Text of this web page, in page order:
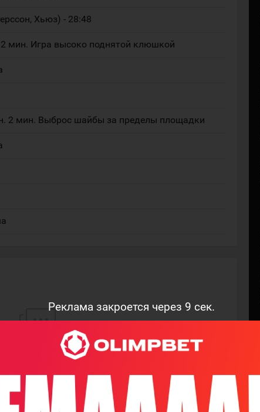
Реклама закроется через 8 сек.
Хьюз) - 28:48
мин. Игра высоко поднятой клюшкой
2 мин. Выброс шайбы за пределы площадки
кто оставит комментарий!